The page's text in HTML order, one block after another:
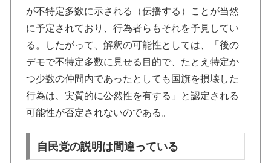
が不特定多数に示される（伝播する）ことが当然
に予定されており、行為者らもそれを予見してい
る。したがって、解釈の可能性としては、「後の
デモで不特定多数に見せる目的で、たとえ特定か
つ少数の仲間内であったとしても国旗を損壊した
行為は、実質的に公然性を有する」と認定される
可能性が否定されないのである。
自民党の説明は間違っている